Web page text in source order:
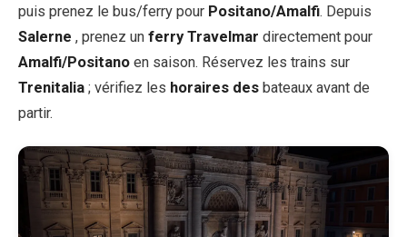
puis prenez le bus/ferry pour Positano/Amalfi. Depuis
Salerne , prenez un ferry Travelmar directement pour
Amalfi/Positano en saison. Réservez les trains sur
Trenitalia ; vérifiez les horaires des bateaux avant de
partir.